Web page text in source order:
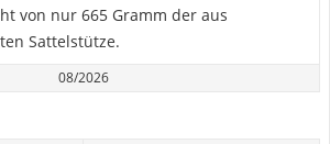
von nur 665 Gramm der aus
Sattelstütze.
08/2026